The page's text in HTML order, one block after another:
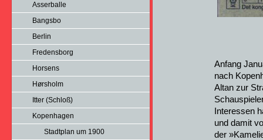
Asserballe
Bangsbo
Berlin
Fredensborg
Horsens
Hørsholm
Itter (Schloß)
Kopenhagen
Stadtplan um 1900
Anfang
nach
Altan zur
Interessen
und damit
der